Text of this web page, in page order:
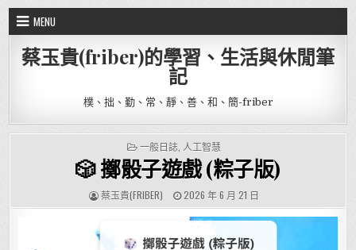
Skip to content
MENU
蔡玉貴(friber)的學習、生活與休閒筆
記
樸、拙、勤、常、靜、善、和、簡-friber
POSTED IN
一般日誌 人工智慧
🎲 擲骰子遊戲 (粽子版)
AUTHOR:
蔡玉貴(FRIBER) PUBLISHED DATE:
2026 年 6 月 21 日